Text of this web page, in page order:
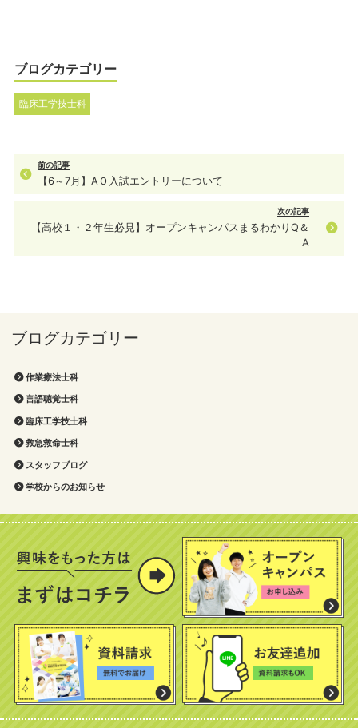
作業療法士科
言語聴覚士科
臨床工学技士科
救急救命士科
スタッフブログ
学校からのお知らせ
ブログカテゴリー
臨床工学技士科
前の記事
【6～7月】AＯ入試エントリーについて
次の記事
【高校１・２年生必見】オープンキャンパスまるわかりQ＆
A